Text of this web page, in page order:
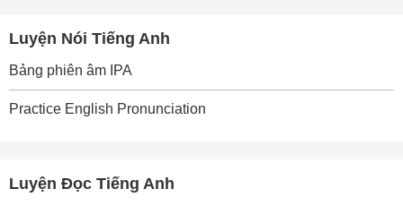
Luyện Nói Tiếng Anh
Bảng phiên âm IPA
Practice English Pronunciation
Luyện Đọc Tiếng Anh